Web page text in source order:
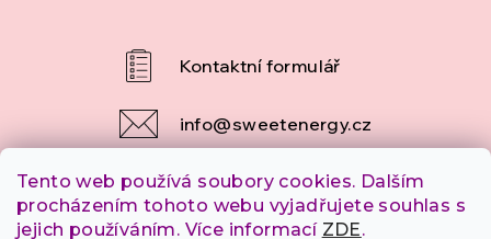
Tento web používá soubory cookies. Dalším
procházením tohoto webu vyjadřujete souhlas s
jejich používáním. Více informací ZDE.
info@sweetenergy.cz
+420 607 253 790